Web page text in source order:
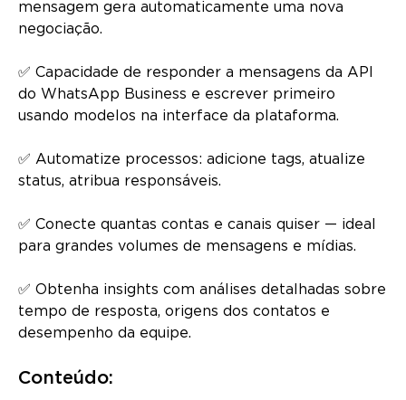
mensagem gera automaticamente uma nova
negociação.
✅ Capacidade de responder a mensagens da API
do WhatsApp Business e escrever primeiro
usando modelos na interface da plataforma.
✅ Automatize processos: adicione tags, atualize
status, atribua responsáveis.
✅ Conecte quantas contas e canais quiser — ideal
para grandes volumes de mensagens e mídias.
✅ Obtenha insights com análises detalhadas sobre
tempo de resposta, origens dos contatos e
desempenho da equipe.
Conteúdo: